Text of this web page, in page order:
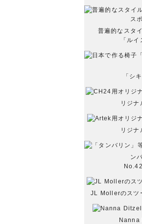
普遍的なスタ
「ル
「シ
リジナ
リジナ
ン
JL Mollerのスツ
Nanna